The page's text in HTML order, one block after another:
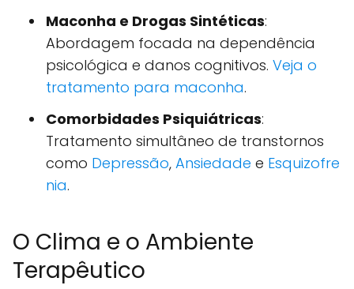
Maconha e Drogas Sintéticas:
Abordagem focada na dependência
psicológica e danos cognitivos. Veja o
tratamento para maconha.
Comorbidades Psiquiátricas:
Tratamento simultâneo de transtornos
como Depressão, Ansiedade e Esquizofre
nia.
O Clima e o Ambiente
Terapêutico